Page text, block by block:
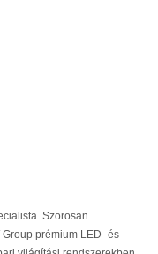
Szorosan
prémium LED- és